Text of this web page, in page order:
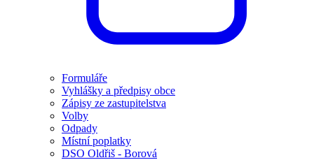
Formuláře
Vyhlášky a předpisy obce
Zápisy ze zastupitelstva
Volby
Odpady
Místní poplatky
DSO Oldřiš - Borová